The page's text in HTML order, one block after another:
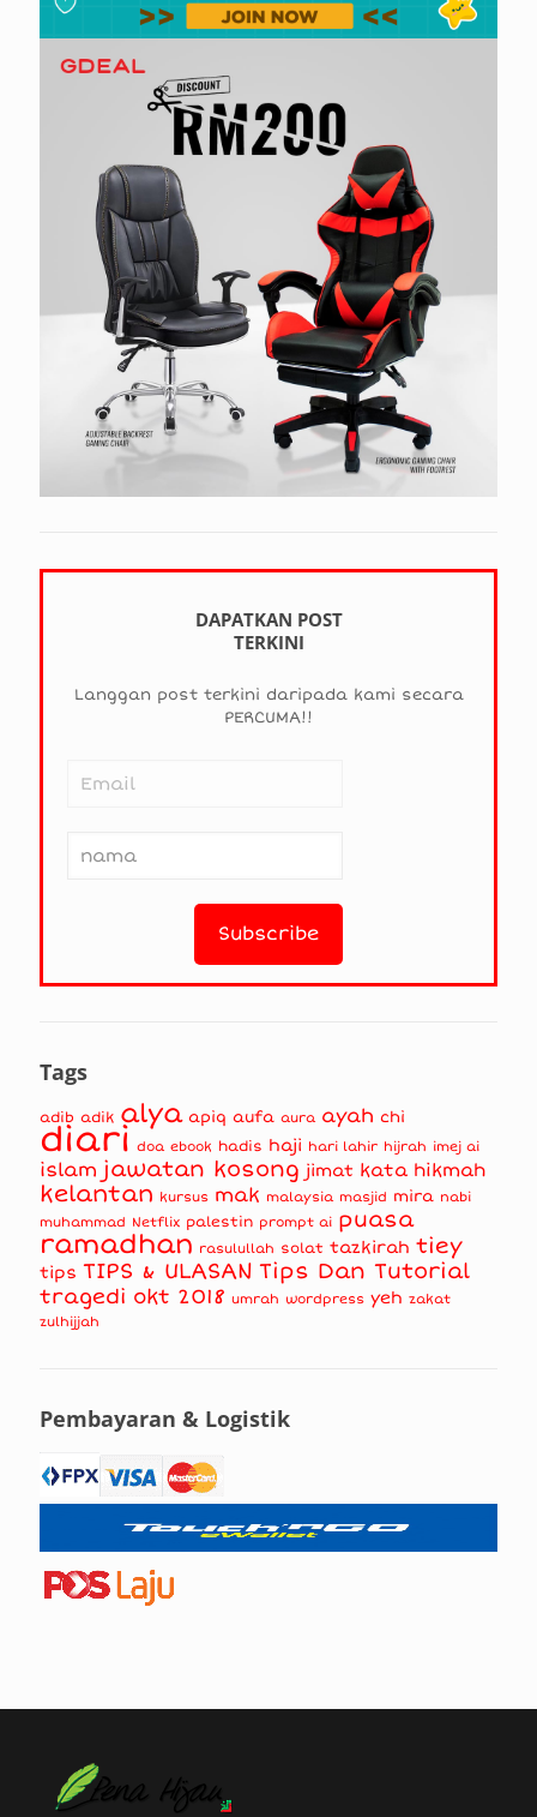
DAPATKAN POST
TERKINI
Langgan post terkini daripada kami secara
PERCUMA!!
Tags
adib adik alya apiq aufa aura ayah chi
diari doa ebook hadis haji hari lahir hijrah imej ai
islam jawatan kosong jimat kata hikmah
kelantan kursus mak malaysia masjid mira nabi
muhammad Netflix palestin prompt ai puasa
ramadhan rasulullah solat tazkirah tiey
tips TIPS & ULASAN Tips Dan Tutorial
tragedi okt 2018 umrah wordpress yeh zakat
zulhijjah
Pembayaran & Logistik